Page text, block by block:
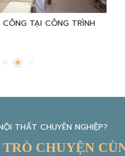
HÀNG PHỐ GIA
THẤT CHUYÊN NGHIỆP?
CHUYỆN CÙNG